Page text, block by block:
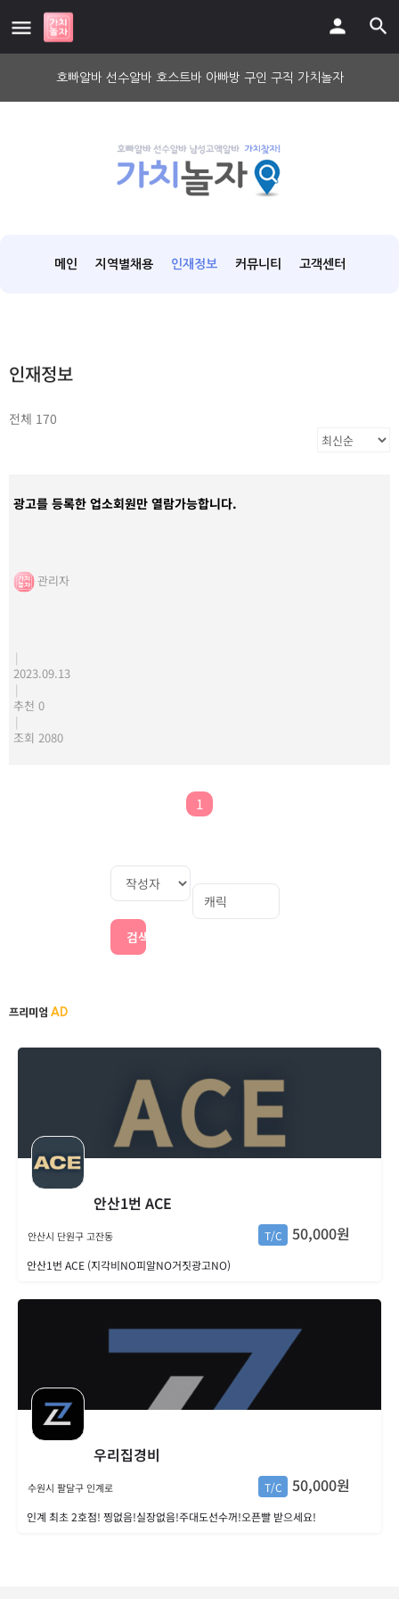
호빠알바 선수알바 호스트바 아빠방 구인 구직 가치놀자
메인 지역별채용 인재정보 커뮤니티 고객센터
인재정보
전체 170
광고를 등록한 업소회원만 열람가능합니다.
관리자
|
2023.09.13
|
추천 0
|
조회 2080
1
검색
프리미엄 AD
안산1번 ACE
T/C 50,000원
안산시 단원구 고잔동
안산1번 ACE (지각비NO피알NO거짓광고NO)
우리집경비
T/C 50,000원
수원시 팔달구 인계로
인계 최초 2호점! 찡없음!실장없음!주대도선수꺼!오픈빨 받으세요!